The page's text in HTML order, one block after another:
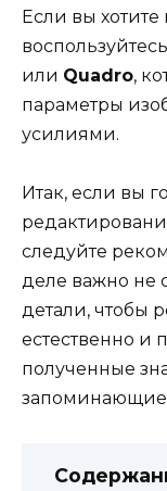
Если вы хотите
или Quadro,
параметры
усилиями.
Итак, если вы
следуйте
деле важно не
детали, чтобы
естественно и
полученные